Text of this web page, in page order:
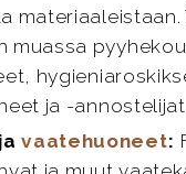
materiaaleistaan.
muassa
ja -
vaatehuoneet: